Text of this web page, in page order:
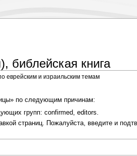
библейская книга
еврейским и израильским темам
по следующим причинам:
групп: confirmed, editors.
страниц. Пожалуйста, введите и